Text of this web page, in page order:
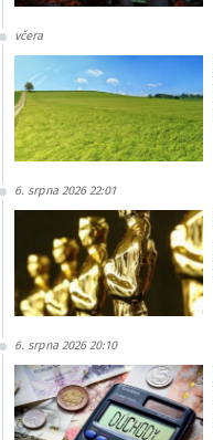
včera
6. srpna 2026 22:01
6. srpna 2026 20:10